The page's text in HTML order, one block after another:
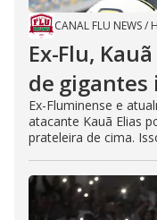
CANAL FLU NEWS/
Ex-Flu,
de gigantes
Ex-Fluminense e
atacante Kauã Elias
prateleira de cima.